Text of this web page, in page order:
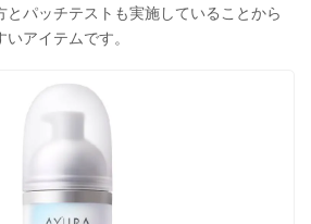
とパッチテストも実施していることから
アイテムです。